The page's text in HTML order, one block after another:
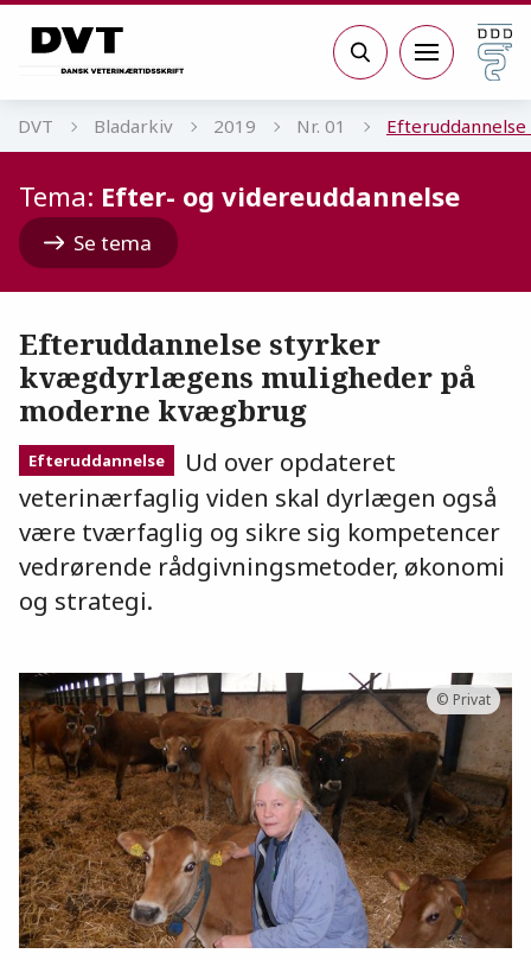
Søg
DVT Bladarkiv 2019 Nr. 01
Tema: Efter- og videreuddannelse
Se tema
Efteruddannelse styrker
kvægdyrlægens muligheder på
moderne kvægbrug
Efteruddannelse
Ud over opdateret
veterinærfaglig viden skal dyrlægen også
være tværfaglig og sikre sig kompetencer
vedrørende rådgivningsmetoder, økonomi
og strategi.
© Privat